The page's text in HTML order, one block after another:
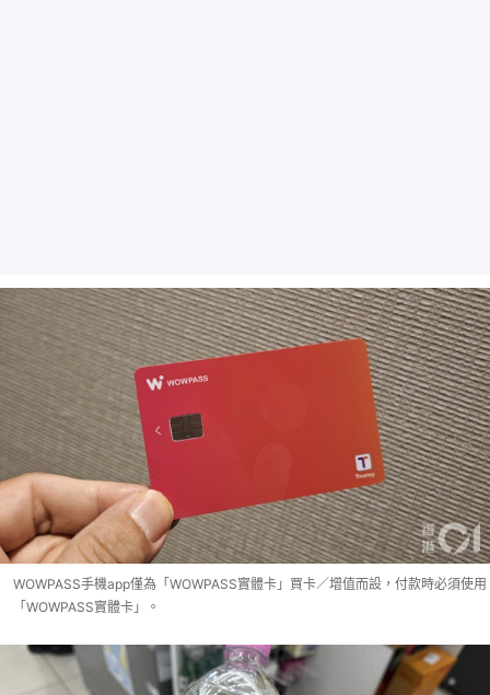
WOWPASS手機app僅為「WOWPASS實體卡」買卡／增值而設，付款時必須使用
「WOWPASS實體卡」。